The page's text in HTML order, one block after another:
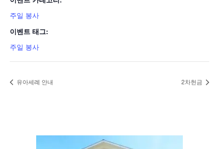
주일 봉사
이벤트 태그:
주일 봉사
유아세례 안내 2차헌금